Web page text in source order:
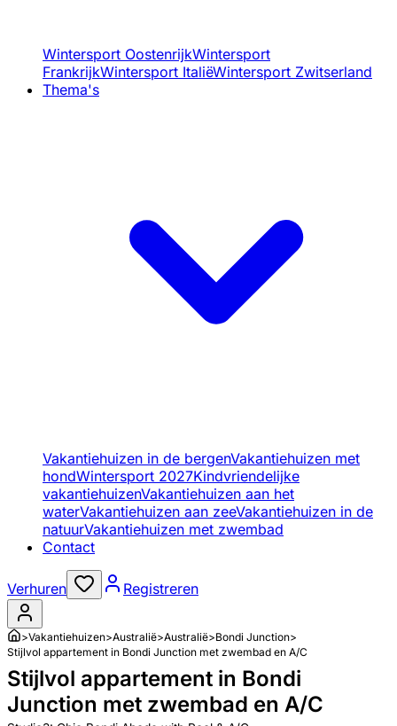
Wintersport OostenrijkWintersport
FrankrijkWintersport ItaliëWintersport Zwitserland
Thema's
Vakantiehuizen in de bergenVakantiehuizen met
hondWintersport 2027Kindvriendelijke
vakantiehuizenVakantiehuizen aan het
waterVakantiehuizen aan zeeVakantiehuizen in de
natuurVakantiehuizen met zwembad
Contact
Verhuren Registreren
>Vakantiehuizen>Australië>Australië>Bondi Junction>
Stijlvol appartement in Bondi Junction met zwembad en A/C
Stijlvol appartement in Bondi
Junction met zwembad en A/C